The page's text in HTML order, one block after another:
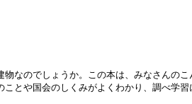
なのでしょうか。この本は、みなさんのこ
とや国会のしくみがよくわかり、調べ学習